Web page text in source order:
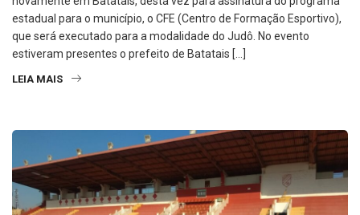
novamente em Batatais, desta vez para assinatura do programa
estadual para o município, o CFE (Centro de Formação Esportivo),
que será executado para a modalidade do Judô. No evento
estiveram presentes o prefeito de Batatais […]
LEIA MAIS